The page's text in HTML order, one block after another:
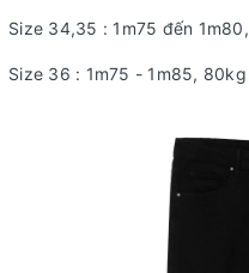
Size 34,35 : 1m75 đến
Size 36 : 1m75 - 1m85,